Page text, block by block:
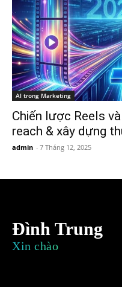
AI trong Marketing
Chiến lược Reels
reach & xây dựng
admin - 7 Tháng 12, 2025
Đình Trung
Xin chào